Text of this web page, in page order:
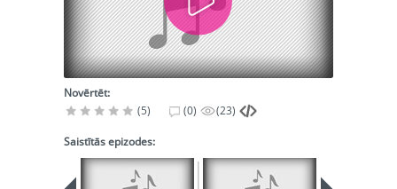
Novērtēt:
(5)
(0) (23)
Saistītās epizodes: